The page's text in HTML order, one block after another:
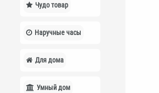
Чудо товар
Наручные часы
Для дома
Умный дом